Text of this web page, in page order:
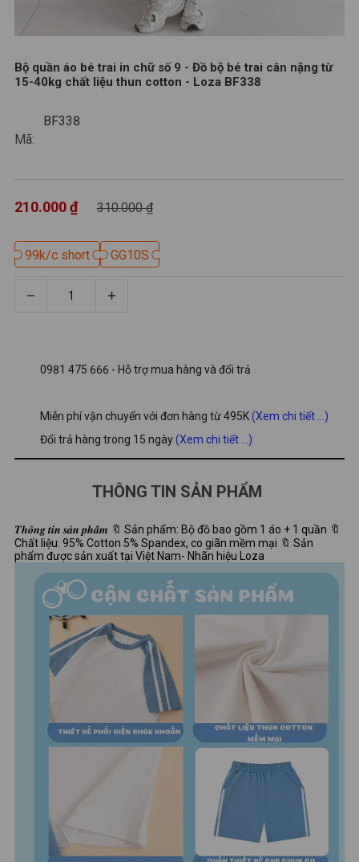
Bộ quần áo bé trai in chữ số 9 - Đồ bộ bé trai cân nặng từ
15-40kg chất liệu thun cotton - Loza BF338
Mã:
310.000 ₫
210.000 ₫
0981 475 666 - Hỗ trợ mua hàng và đổi trả
Miễn phí vận chuyển với đơn hàng từ 495K(Xem chi tiết ...)
Đổi trả hàng trong 15 ngày(Xem chi tiết ...)
BF338
99k/c short
99k/c short GG10S
GG10S
THÔNG TIN SẢN PHẨM
𝑻𝒉𝒐̂𝒏𝒈 𝒕𝒊𝒏 𝒔𝒂̉𝒏 𝒑𝒉𝒂̂̉𝒎 🔖 Sản phẩm: Bộ đồ bao gồm 1 áo + 1 quần 🔖
Chất liệu: 95% Cotton 5% Spandex, co giãn mềm mại 🔖 Sản
phẩm được sản xuất tại Việt Nam- Nhãn hiệu Loza